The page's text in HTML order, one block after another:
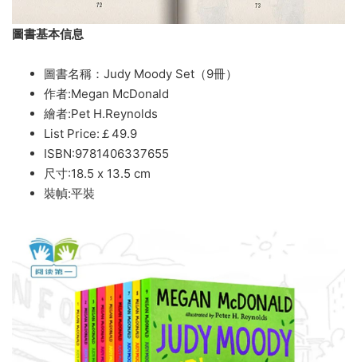
圖書基本信息
圖書名稱：Judy Moody Set（9冊）
作者:Megan McDonald
繪者:Pet H.Reynolds
List Price:￡49.9
ISBN:9781406337655
尺寸:18.5 x 13.5 cm
裝幀:平裝